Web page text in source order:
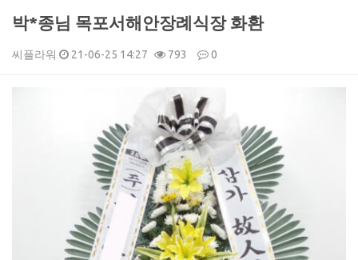
박*종님 목포서해안장례식장 화환
씨플라워 21-06-25 14:27 793 0